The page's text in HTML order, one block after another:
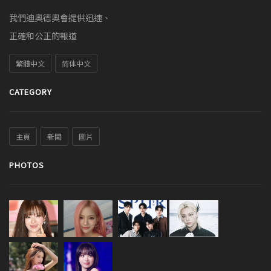
我們迪奧德奧會提供迅速、
正確和公正的報道
繁體中文 简体中文
CATEGORY
主頁 新聞 圖片
PHOTOS